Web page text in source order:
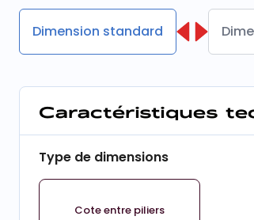
Dimension standard
Caractéristiques
Type de dimensions
Cote entre piliers